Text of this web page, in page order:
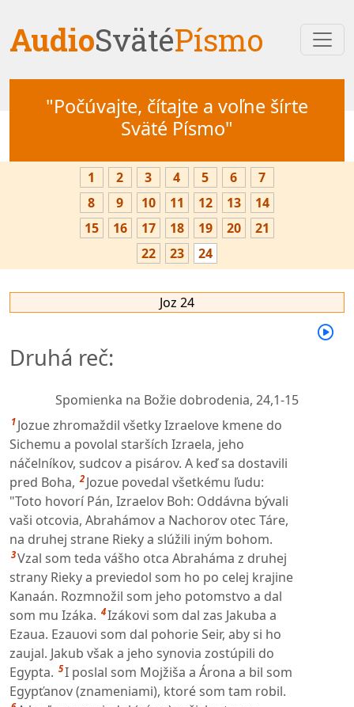
AudioSvätéPísmo
"Počúvajte, čítajte a voľne šírte
Sväté Písmo"
1 2 3 4 5 6
7
8
9 10 11 12 13
14
15
16 17 18 19 20
21
22
23 24
Joz 24
Druhá reč:
Spomienka na Božie dobrodenia, 24,1-15
1 Jozue zhromaždil všetky Izraelove kmene do
Sichemu a povolal starších Izraela, jeho
náčelníkov, sudcov a pisárov. A keď sa dostavili
pred Boha, 2 Jozue povedal všetkému ľudu:
"Toto hovorí Pán, Izraelov Boh: Oddávna bývali
vaši otcovia, Abrahámov a Nachorov otec Táre,
na druhej strane Rieky a slúžili iným bohom.
3Vzal som teda vášho otca Abraháma z druhej
strany Rieky a previedol som ho po celej krajine
Kanaán. Rozmnožil som jeho potomstvo a dal
som mu Izáka. 4Izákovi som dal zas Jakuba a
Ezaua. Ezauovi som dal pohorie Seir, aby si ho
zaujal. Jakub však a jeho synovia zostúpili do
Egypta. 5I poslal som Mojžiša a Árona a bil som
Egypťanov (znameniami), ktoré som tam robil.